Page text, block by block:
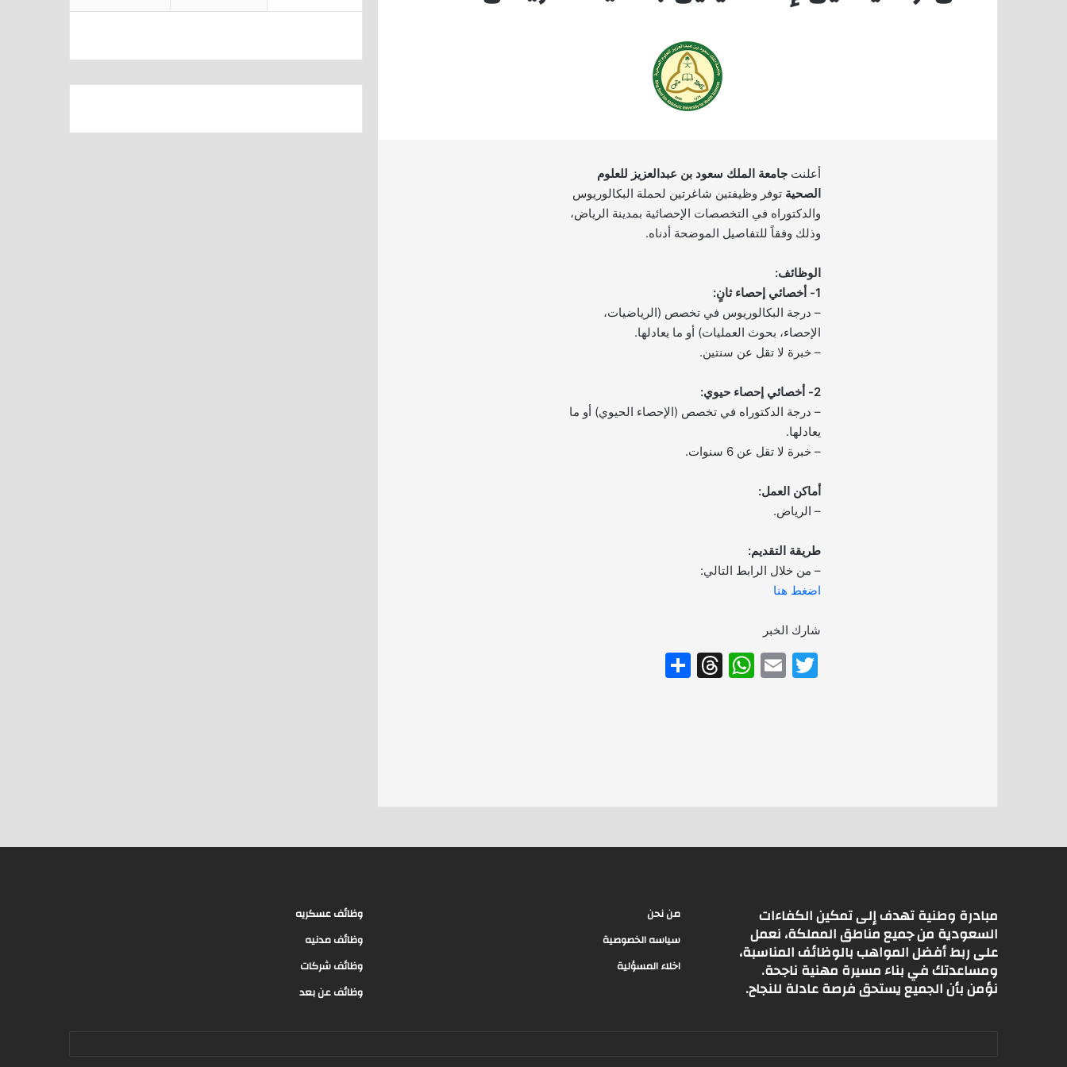
أعلنت جامعة الملك سعود بن عبدالعزيز للعلوم
الصحية توفر وظيفتين شاغرتين لحملة البكالوريوس
والدكتوراه في التخصصات الإحصائية بمدينة الرياض،
وذلك وفقاً للتفاصيل الموضحة أدناه.
الوظائف:
1- أخصائي إحصاء ثانٍ:
– درجة البكالوريوس في تخصص (الرياضيات،
الإحصاء، بحوث العمليات) أو ما يعادلها.
– خبرة لا تقل عن سنتين.
2- أخصائي إحصاء حيوي:
– درجة الدكتوراه في تخصص (الإحصاء الحيوي) أو ما
يعادلها.
– خبرة لا تقل عن 6 سنوات.
أماكن العمل:
– الرياض.
طريقة التقديم:
– من خلال الرابط التالي:
اضغط هنا
شارك الخبر
T
E
W
T
S
مبادرة وطنية تهدف إلى تمكين الكفاءات
السعودية من جميع مناطق المملكة، نعمل
على ربط أفضل المواهب بالوظائف المناسبة،
ومساعدتك في بناء مسيرة مهنية ناجحة.
نؤمن بأن الجميع يستحق فرصة عادلة للنجاح.
من نحن
سياسه الخصوصية
اخلاء المسؤلية
وظائف عسكريه
وظائف مدنيه
وظائف شركات
وظائف عن بعد